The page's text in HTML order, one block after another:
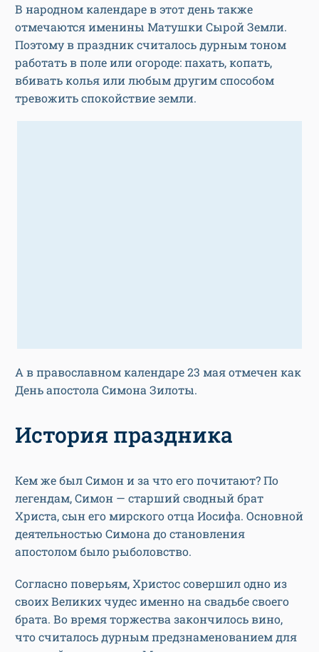
В народном календаре в этот день также
отмечаются именины Матушки Сырой Земли.
Поэтому в праздник считалось дурным тоном
работать в поле или огороде: пахать, копать,
вбивать колья или любым другим способом
тревожить спокойствие земли.
А в православном календаре 23 мая отмечен как
День апостола Симона Зилоты.
История праздника
Кем же был Симон и за что его почитают? По
легендам, Симон — старший сводный брат
Христа, сын его мирского отца Иосифа. Основной
деятельностью Симона до становления
апостолом было рыболовство.
Согласно поверьям, Христос совершил одно из
своих Великих чудес именно на свадьбе своего
брата. Во время торжества закончилось вино,
что считалось дурным предзнаменованием для